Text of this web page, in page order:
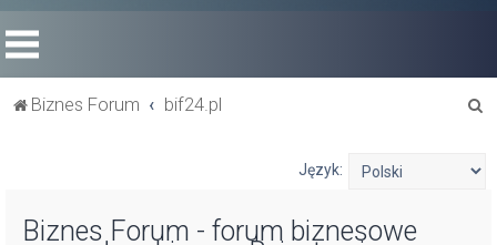
Biznes Forum bif24.pl
Język:
Biznes Forum - forum biznesowe